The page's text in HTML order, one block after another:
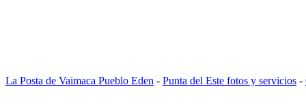
La Posta de Vaimaca Pueblo Eden - Punta del Este fotos y servicios -